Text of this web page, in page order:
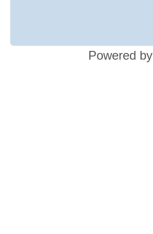
Powered by